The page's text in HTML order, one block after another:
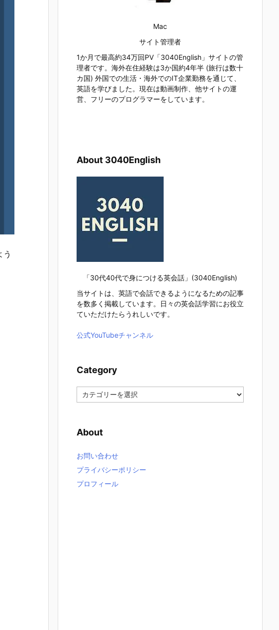
Mac
サイト管理者
1か月で最高約34万回PV「3040English」サイトの管
理者です。海外在住経験は3か国約4年半 (旅行は数十
カ国) 外国での生活・海外でのIT企業勤務を通じて、
英語を学びました。現在は動画制作、他サイトの運
営、フリーのプログラマーをしています。
About 3040English
「30代40代で身につける英会話」(3040English)
当サイトは、英語で会話できるようになるための記事
を数多く掲載しています。日々の英会話学習にお役立
ていただけたらうれしいです。
公式YouTubeチャンネル
Category
a
g
r
About
お問い合わせ
プライバシーポリシー
プロフィール